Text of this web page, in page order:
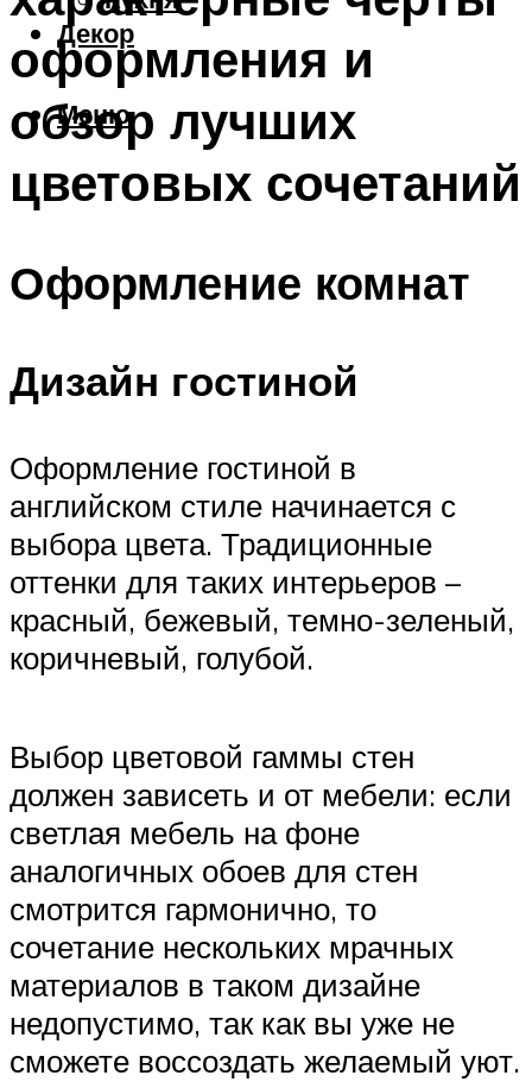
Декор
Меню
оформления и
обзор лучших
цветовых сочетаний
Оформление комнат
Дизайн гостиной
Оформление гостиной в
английском стиле начинается с
выбора цвета. Традиционные
оттенки для таких интерьеров –
красный, бежевый, темно-зеленый,
коричневый, голубой.
Выбор цветовой гаммы стен
должен зависеть и от мебели: если
светлая мебель на фоне
аналогичных обоев для стен
смотрится гармонично, то
сочетание нескольких мрачных
материалов в таком дизайне
недопустимо, так как вы уже не
сможете воссоздать желаемый уют.